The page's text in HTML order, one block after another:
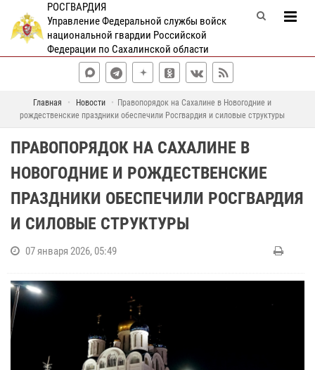
РОСГВАРДИЯ
Управление Федеральной службы войск
национальной гвардии Российской
Федерации по Сахалинской области
Главная Новости
Правопорядок на Сахалине в Новогодние и
рождественские праздники обеспечили Росгвардия и силовые структуры
ПРАВОПОРЯДОК НА САХАЛИНЕ В
НОВОГОДНИЕ И РОЖДЕСТВЕНСКИЕ
ПРАЗДНИКИ ОБЕСПЕЧИЛИ РОСГВАРДИЯ
И СИЛОВЫЕ СТРУКТУРЫ
07 января 2026, 05:49